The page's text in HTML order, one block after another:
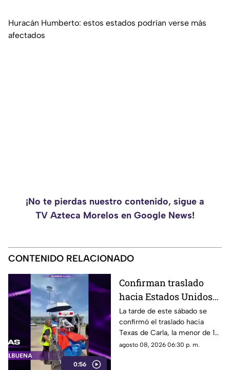
Huracán Humberto: estos estados podrían verse más
afectados
¡No te pierdas nuestro contenido, sigue a
TV Azteca Morelos en Google News!
CONTENIDO RELACIONADO
0:56
Confirman traslado
hacia Estados Unidos
de menor que sufrió
quemadura en la
explosión de gas LP en
Cuernavaca
La tarde de este sábado se
confirmó el traslado hacia
Texas de Carla, la menor de 15
años que resultó gravemente
agosto 08, 2026 06:30 p. m.